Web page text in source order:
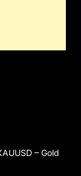
– Gold